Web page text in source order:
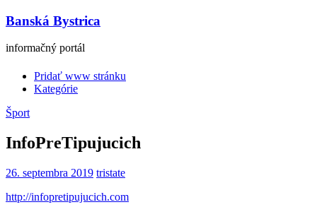
Banská Bystrica
informačný portál
Pridať www stránku
Kategórie
Šport
InfoPreTipujucich
26. septembra 2019 tristate
http://infopretipujucich.com